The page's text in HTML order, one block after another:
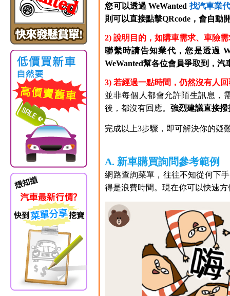
您可以透過 WeWanted 找汽車業
則可以直接點擊QRcode，會自動
2) 說明目的，如購車需求、車險
聯繫時請告知業代，您是透過
WeWanted幫各位會員爭取到，
3) 若經過一點時間，仍然沒有人
並非每個人都會允許陌生訊息，
後，都沒有回應。強烈建議直接
完成以上3步驟，即可解決你的疑
A. 新車購買詢問參考範例
網路查詢菜單，往往不知從何下
得是浪費時間。現在你可以快速